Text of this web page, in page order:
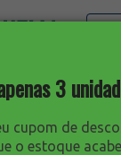
3
cupom de
o estoque